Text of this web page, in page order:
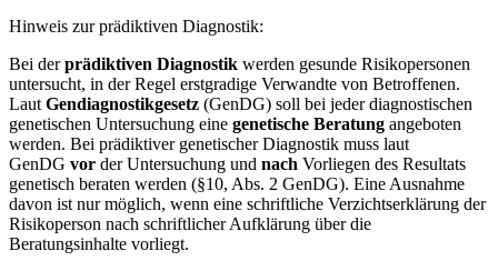
Hinweis zur prädiktiven Diagnostik:
Bei derprädiktiven Diagnostik werden gesunde Risikopersonen
untersucht, in der Regel erstgradige Verwandte von Betroffenen.
LautGendiagnostikgesetz (GenDG) soll bei jeder diagnostischen
genetischen Untersuchung eine genetische Beratung angeboten
werden. Bei prädiktiver genetischer Diagnostik muss laut
GenDG vor der Untersuchung und nach Vorliegen des Resultats
genetisch beraten werden (§10, Abs. 2 GenDG). Eine Ausnahme
davon ist nur möglich, wenn eine schriftliche Verzichtserklärung der
Risikoperson nach schriftlicher Aufklärung über die
Beratungsinhalte vorliegt.